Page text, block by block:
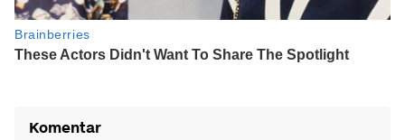
Komentar